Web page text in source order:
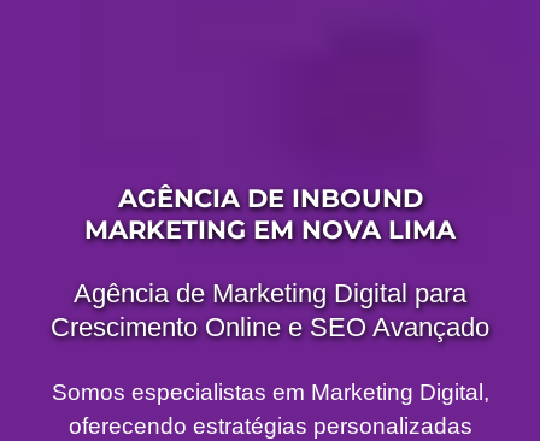
AGÊNCIA DE INBOUND
MARKETING EM NOVA LIMA
Agência de Marketing Digital para
Crescimento Online e SEO Avançado
Somos especialistas em Marketing Digital,
oferecendo estratégias personalizadas